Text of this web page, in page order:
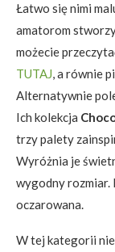
Łatwo się nimi
amatorom
możecie
TUTAJ, a równie
Alternatywnie
Ich kolekcja
trzy palety
Wyróżnia je
wygodny rozmiar.
oczarowana.
W tej kategorii